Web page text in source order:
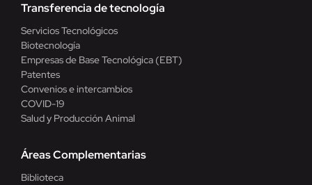
Transferencia de tecnología
Servicios Tecnológicos
Biotecnología
Empresas de Base Tecnológica (EBT)
Patentes
Convenios e intercambios
COVID-19
Salud y Producción Animal
Áreas Complementarias
Biblioteca